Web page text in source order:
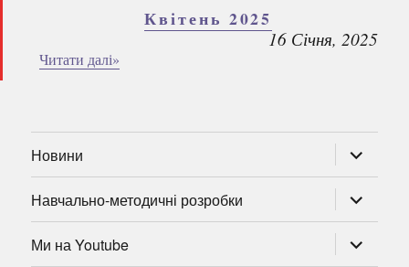
Квітень 2025
16 Січня, 2025
Читати далі»
Новини
підменю
Навчально-методичні розробки
підменю
Ми на Youtube
підменю